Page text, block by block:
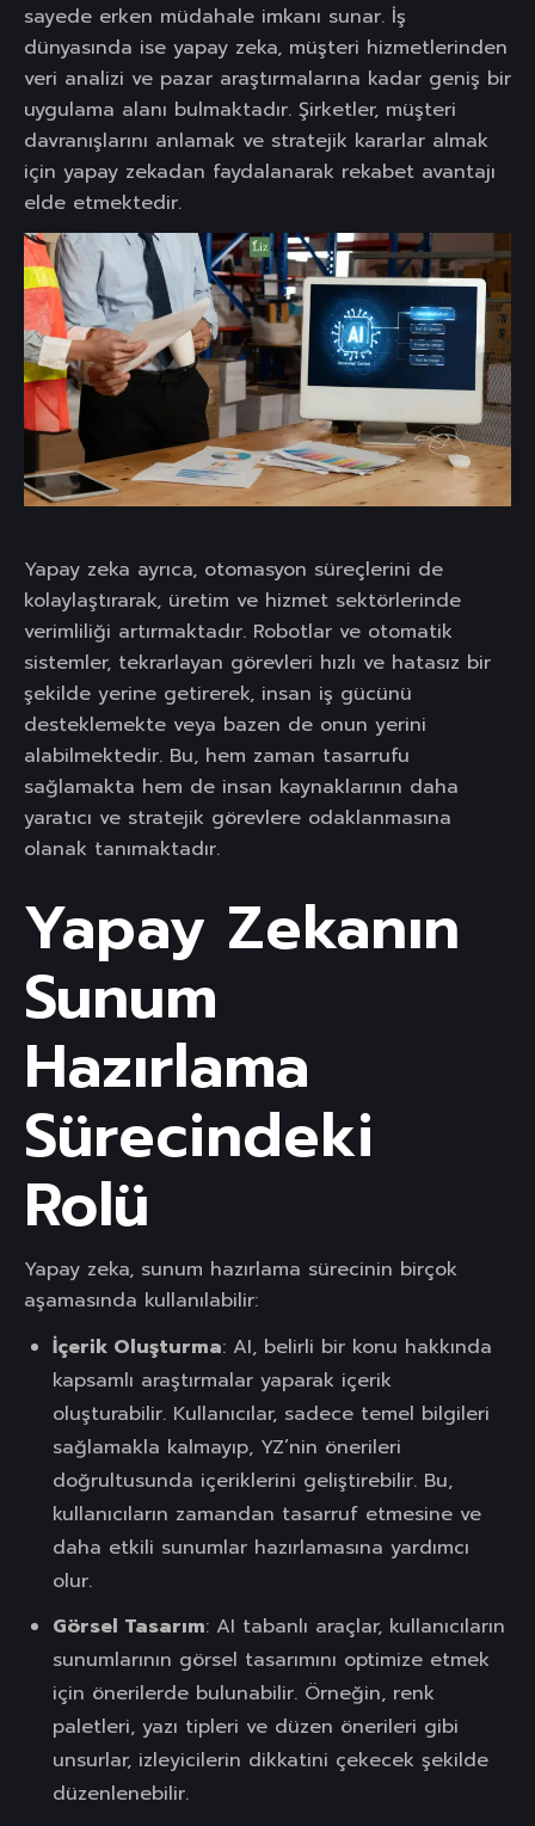
sayede erken müdahale imkanı sunar. İş
dünyasında ise yapay zeka, müşteri hizmetlerinden
veri analizi ve pazar araştırmalarına kadar geniş bir
uygulama alanı bulmaktadır. Şirketler, müşteri
davranışlarını anlamak ve stratejik kararlar almak
için yapay zekadan faydalanarak rekabet avantajı
elde etmektedir.
Yapay zeka ayrıca, otomasyon süreçlerini de
kolaylaştırarak, üretim ve hizmet sektörlerinde
verimliliği artırmaktadır. Robotlar ve otomatik
sistemler, tekrarlayan görevleri hızlı ve hatasız bir
şekilde yerine getirerek, insan iş gücünü
desteklemekte veya bazen de onun yerini
alabilmektedir. Bu, hem zaman tasarrufu
sağlamakta hem de insan kaynaklarının daha
yaratıcı ve stratejik görevlere odaklanmasına
olanak tanımaktadır.
Yapay Zekanın
Sunum
Hazırlama
Sürecindeki
Rolü
Yapay zeka, sunum hazırlama sürecinin birçok
aşamasında kullanılabilir:
İçerik Oluşturma: AI, belirli bir konu hakkında
kapsamlı araştırmalar yaparak içerik
oluşturabilir. Kullanıcılar, sadece temel bilgileri
sağlamakla kalmayıp, YZ’nin önerileri
doğrultusunda içeriklerini geliştirebilir. Bu,
kullanıcıların zamandan tasarruf etmesine ve
daha etkili sunumlar hazırlamasına yardımcı
olur.
Görsel Tasarım: AI tabanlı araçlar, kullanıcıların
sunumlarının görsel tasarımını optimize etmek
için önerilerde bulunabilir. Örneğin, renk
paletleri, yazı tipleri ve düzen önerileri gibi
unsurlar, izleyicilerin dikkatini çekecek şekilde
düzenlenebilir.